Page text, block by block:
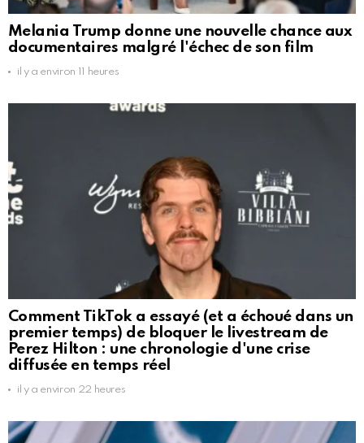
Melania Trump donne une nouvelle chance aux
documentaires malgré l'échec de son film
il y a environ 11 heures
Comment TikTok a essayé (et a échoué dans un
premier temps) de bloquer le livestream de
Perez Hilton : une chronologie d'une crise
diffusée en temps réel
il y a environ 22 heures